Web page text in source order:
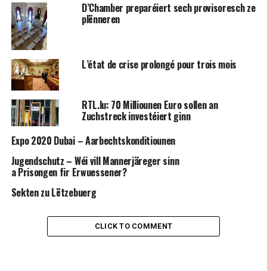
D’Chamber preparéiert sech provisoresch ze
plënneren
L’état de crise prolongé pour trois mois
RTL.lu: 70 Milliounen Euro sollen an
Zuchstreck investéiert ginn
Expo 2020 Dubai – Aarbechtskonditiounen
Jugendschutz – Wéi vill Mannerjäreger sinn
a Prisongen fir Erwuessener?
Sekten zu Lëtzebuerg
CLICK TO COMMENT